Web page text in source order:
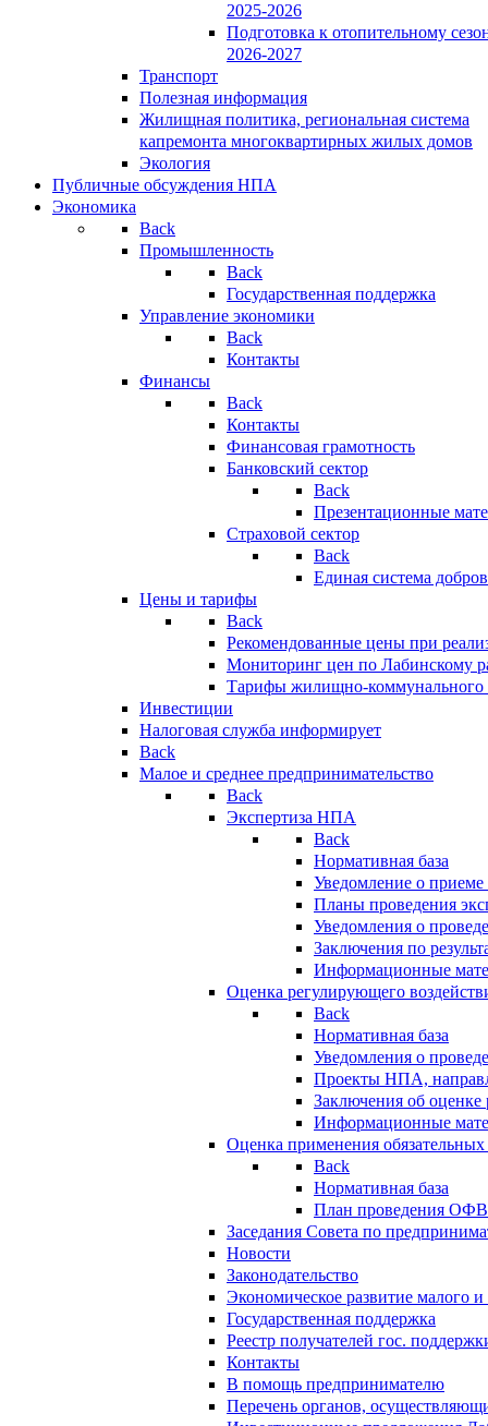
2025-2026
Подготовка к отопительному
2026-2027
Транспорт
Полезная информация
Жилищная политика, региональная система
капремонта многоквартирных жилых домов
Экология
Публичные обсуждения НПА
Экономика
Back
Промышленность
Back
Государственная поддержка
Управление экономики
Back
Контакты
Финансы
Back
Контакты
Финансовая грамотность
Банковский сектор
Back
Презентационные
Страховой сектор
Back
Единая система
Цены и тарифы
Back
Рекомендованные цены при
Мониторинг цен по Лабинскому
Тарифы жилищно-коммунального
Инвестиции
Налоговая служба информирует
Back
Малое и среднее предпринимательство
Back
Экспертиза НПА
Back
Нормативная база
Уведомление о
Планы проведения
Уведомления о
Заключения по
Информационные
Оценка регулирующего
Back
Нормативная база
Уведомления о
Проекты НПА,
Заключения об
Информационные
Оценка применения
Back
Нормативная база
План проведения
Заседания Совета по
Новости
Законодательство
Экономическое развитие малого и
Государственная поддержка
Реестр получателей гос.
Контакты
В помощь предпринимателю
Перечень органов,